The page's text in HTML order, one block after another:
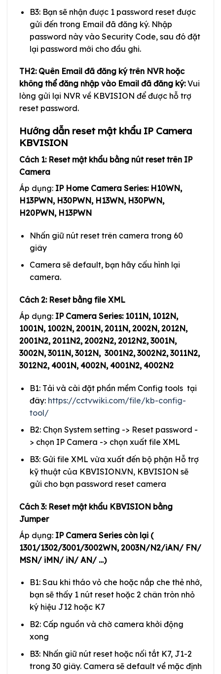
B3: Bạn sẽ nhận được 1 password reset được
gửi đến trong Email đã đăng ký. Nhập
password này vào Security Code, sau đó đặt
lại password mới cho đầu ghi.
TH2: Quên Email đã đăng ký trên NVR hoặc
không thể đăng nhập vào Email đã đăng ký:Vui
lòng gửi lại NVR về KBVISION để được hỗ trợ
reset password.
Hướng dẫn reset mật khẩu IP Camera
KBVISION
Cách 1: Reset mật khẩu bằng nút reset trên IP
Camera
Áp dụng: IP Home Camera Series: H10WN,
H13PWN, H30PWN, H13WN, H30PWN,
H20PWN, H13PWN
Nhấn giữ nút reset trên camera trong 60
giây
Camera sẽ default, bạn hãy cấu hình lại
camera.
Cách 2: Reset bằng file XML
Áp dụng: IP Camera Series: 1011N, 1012N,
1001N, 1002N, 2001N, 2011N, 2002N, 2012N,
2001N2, 2011N2, 2002N2, 2012N2, 3001N,
3002N, 3011N, 3012N, 3001N2, 3002N2, 3011N2,
3012N2, 4001N, 4002N, 4001N2, 4002N2
B1: Tải và cài đặt phần mềm Config tools tại
đây: https://cctvwiki.com/file/kb-config-
tool/
B2: Chọn System setting -> Reset password -
> chọn IP Camera -> chọn xuất file XML
B3: Gửi file XML vừa xuất đến bộ phận Hỗ trợ
kỹ thuật của KBVISION.VN, KBVISION sẽ
gửi cho bạn password reset camera
Cách 3: Reset mật khẩu KBVISION bằng
Jumper
Áp dụng: IP Camera Series còn lại (
1301/1302/3001/3002WN, 2003N/N2/iAN/ FN/
MSN/ iMN/ iN/ AN/ …)
B1: Sau khi tháo vỏ che hoặc nắp che thẻ nhớ,
bạn sẽ thấy 1 nút reset hoặc 2 chân tròn nhỏ
ký hiệu J12 hoặc K7
B2: Cấp nguồn và chờ camera khởi động
xong
B3: Nhấn giữ nút reset hoặc nối tắt K7, J1-2
trong 30 giây. Camera sẽ default về mặc định